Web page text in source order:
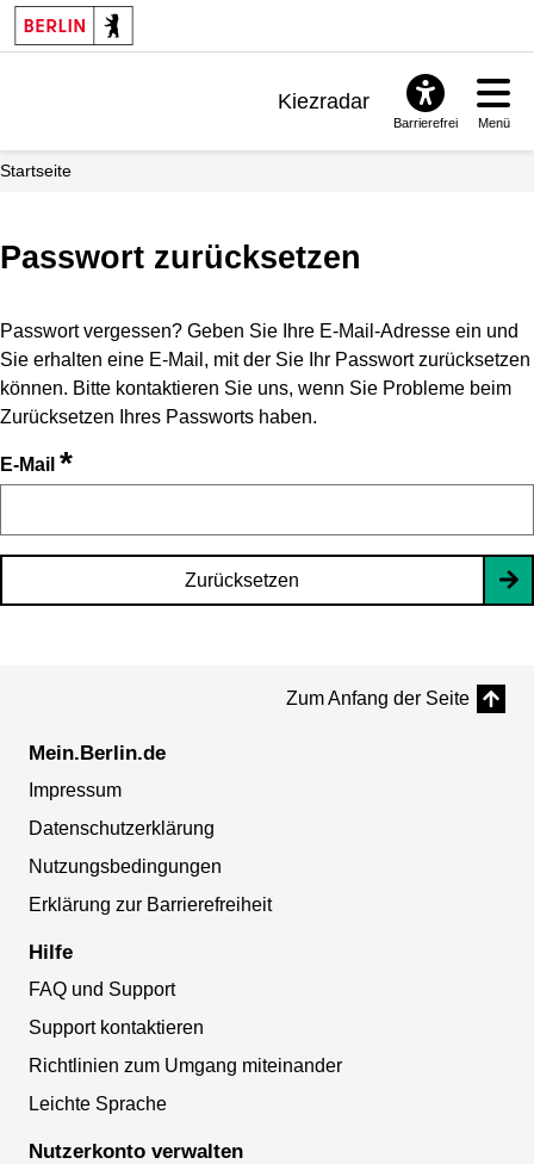
Kiezradar
Barrierefrei Menü
Startseite
Passwort zurücksetzen
Passwort vergessen? Geben Sie Ihre E-Mail-Adresse ein und
Sie erhalten eine E-Mail, mit der Sie Ihr Passwort zurücksetzen
können. Bitte kontaktieren Sie uns, wenn Sie Probleme beim
Zurücksetzen Ihres Passworts haben.
E-Mail *
Zurücksetzen
Zum Anfang der Seite
Mein.Berlin.de
Impressum
Datenschutzerklärung
Nutzungsbedingungen
Erklärung zur Barrierefreiheit
Hilfe
FAQ und Support
Support kontaktieren
Richtlinien zum Umgang miteinander
Leichte Sprache
Nutzerkonto verwalten